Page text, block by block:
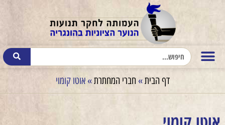
דף הבית»חברי המחתרת»אוטו קומוי